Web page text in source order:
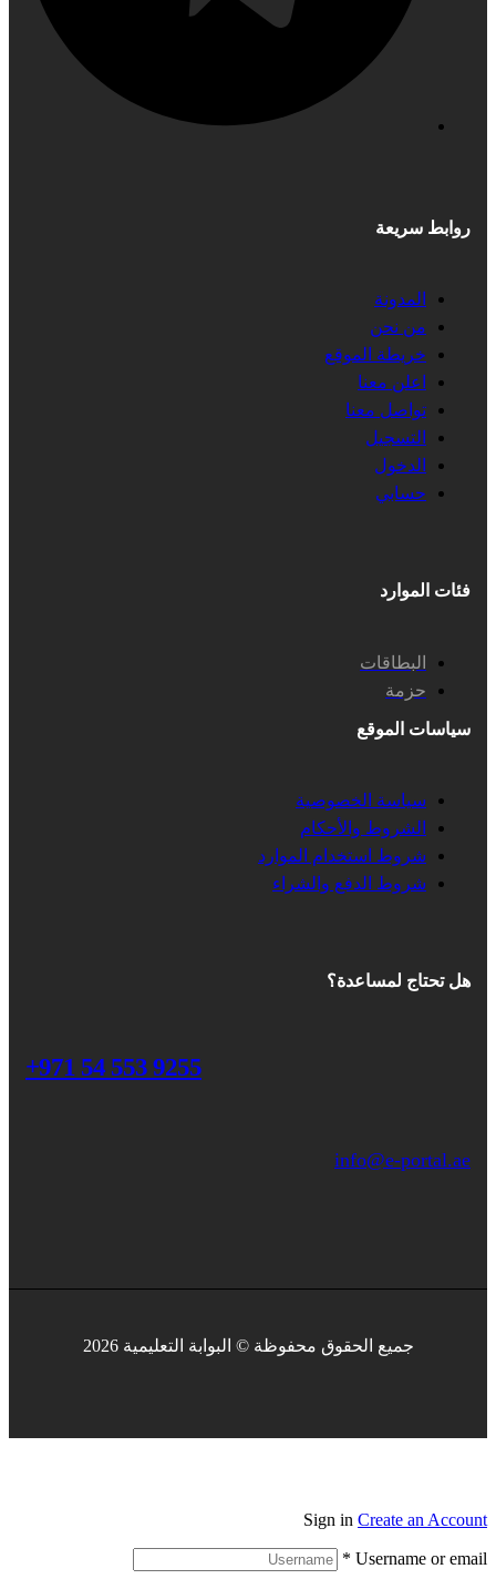
روابط سريعة
المدونة
من نحن
خريطة الموقع
اعلن معنا
تواصل معنا
التسجيل
الدخول
حسابي
فئات الموارد
البطاقات
حزمة
سياسات الموقع
سياسة الخصوصية
الشروط والأحكام
شروط استخدام الموارد
شروط الدفع والشراء
هل تحتاج لمساعدة؟
+971 54 553 9255
info@e-portal.ae
جميع الحقوق محفوظة © البوابة التعليمية 2026
Sign in Create an Account
Username or email
*